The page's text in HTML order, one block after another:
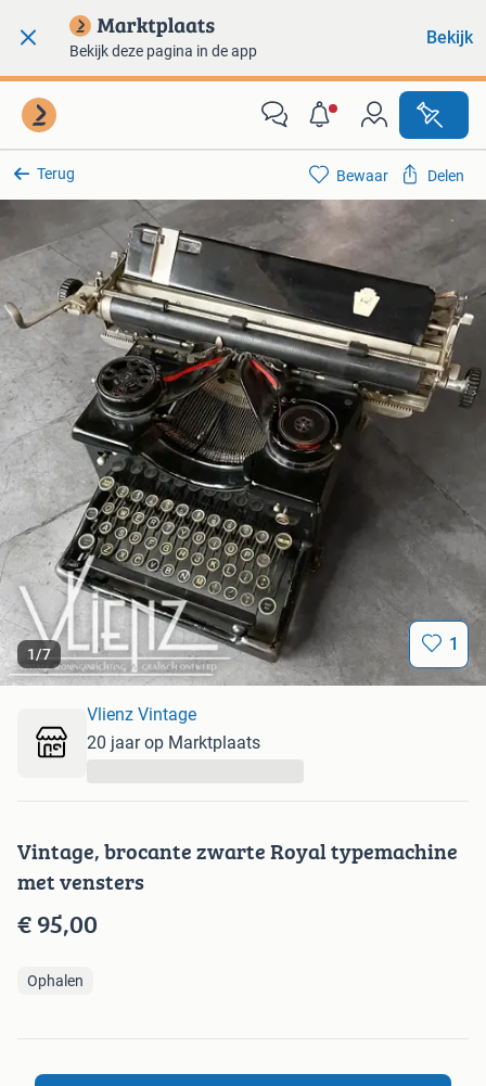
Bekijk deze pagina in de app
Bekijk
Terug
1/7 1
Bewaar Delen
Vintage, brocante zwarte Royal typemachine
met vensters
€ 95,00
Ophalen
Vlienz Vintage
20 jaar op Marktplaats